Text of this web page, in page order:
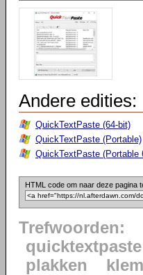
Andere edities:
QuickTextPaste (64-bit)
QuickTextPaste (Portable)
QuickTextPaste (Portable
HTML code om naar deze pagina
Trefwoorden:
quicktextpaste
plakken